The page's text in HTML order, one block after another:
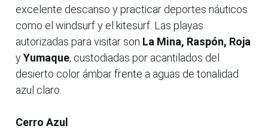
excelente descanso y practicar deportes náuticos
como el windsurf y el kitesurf. Las playas
autorizadas para visitar son La Mina, Raspón, Roja
yYumaque, custodiadas por acantilados del
desierto color ámbar frente a aguas de tonalidad
azul claro.
Cerro Azul